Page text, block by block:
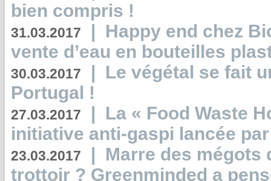
bien compris !
31.03.2017 | Happy end chez
vente d’eau en bouteilles
30.03.2017 | Le végétal se fait
Portugal !
27.03.2017 | La « Food Waste
initiative anti-gaspi lancée
23.03.2017 | Marre des mégots
trottoir ? Greenminded a